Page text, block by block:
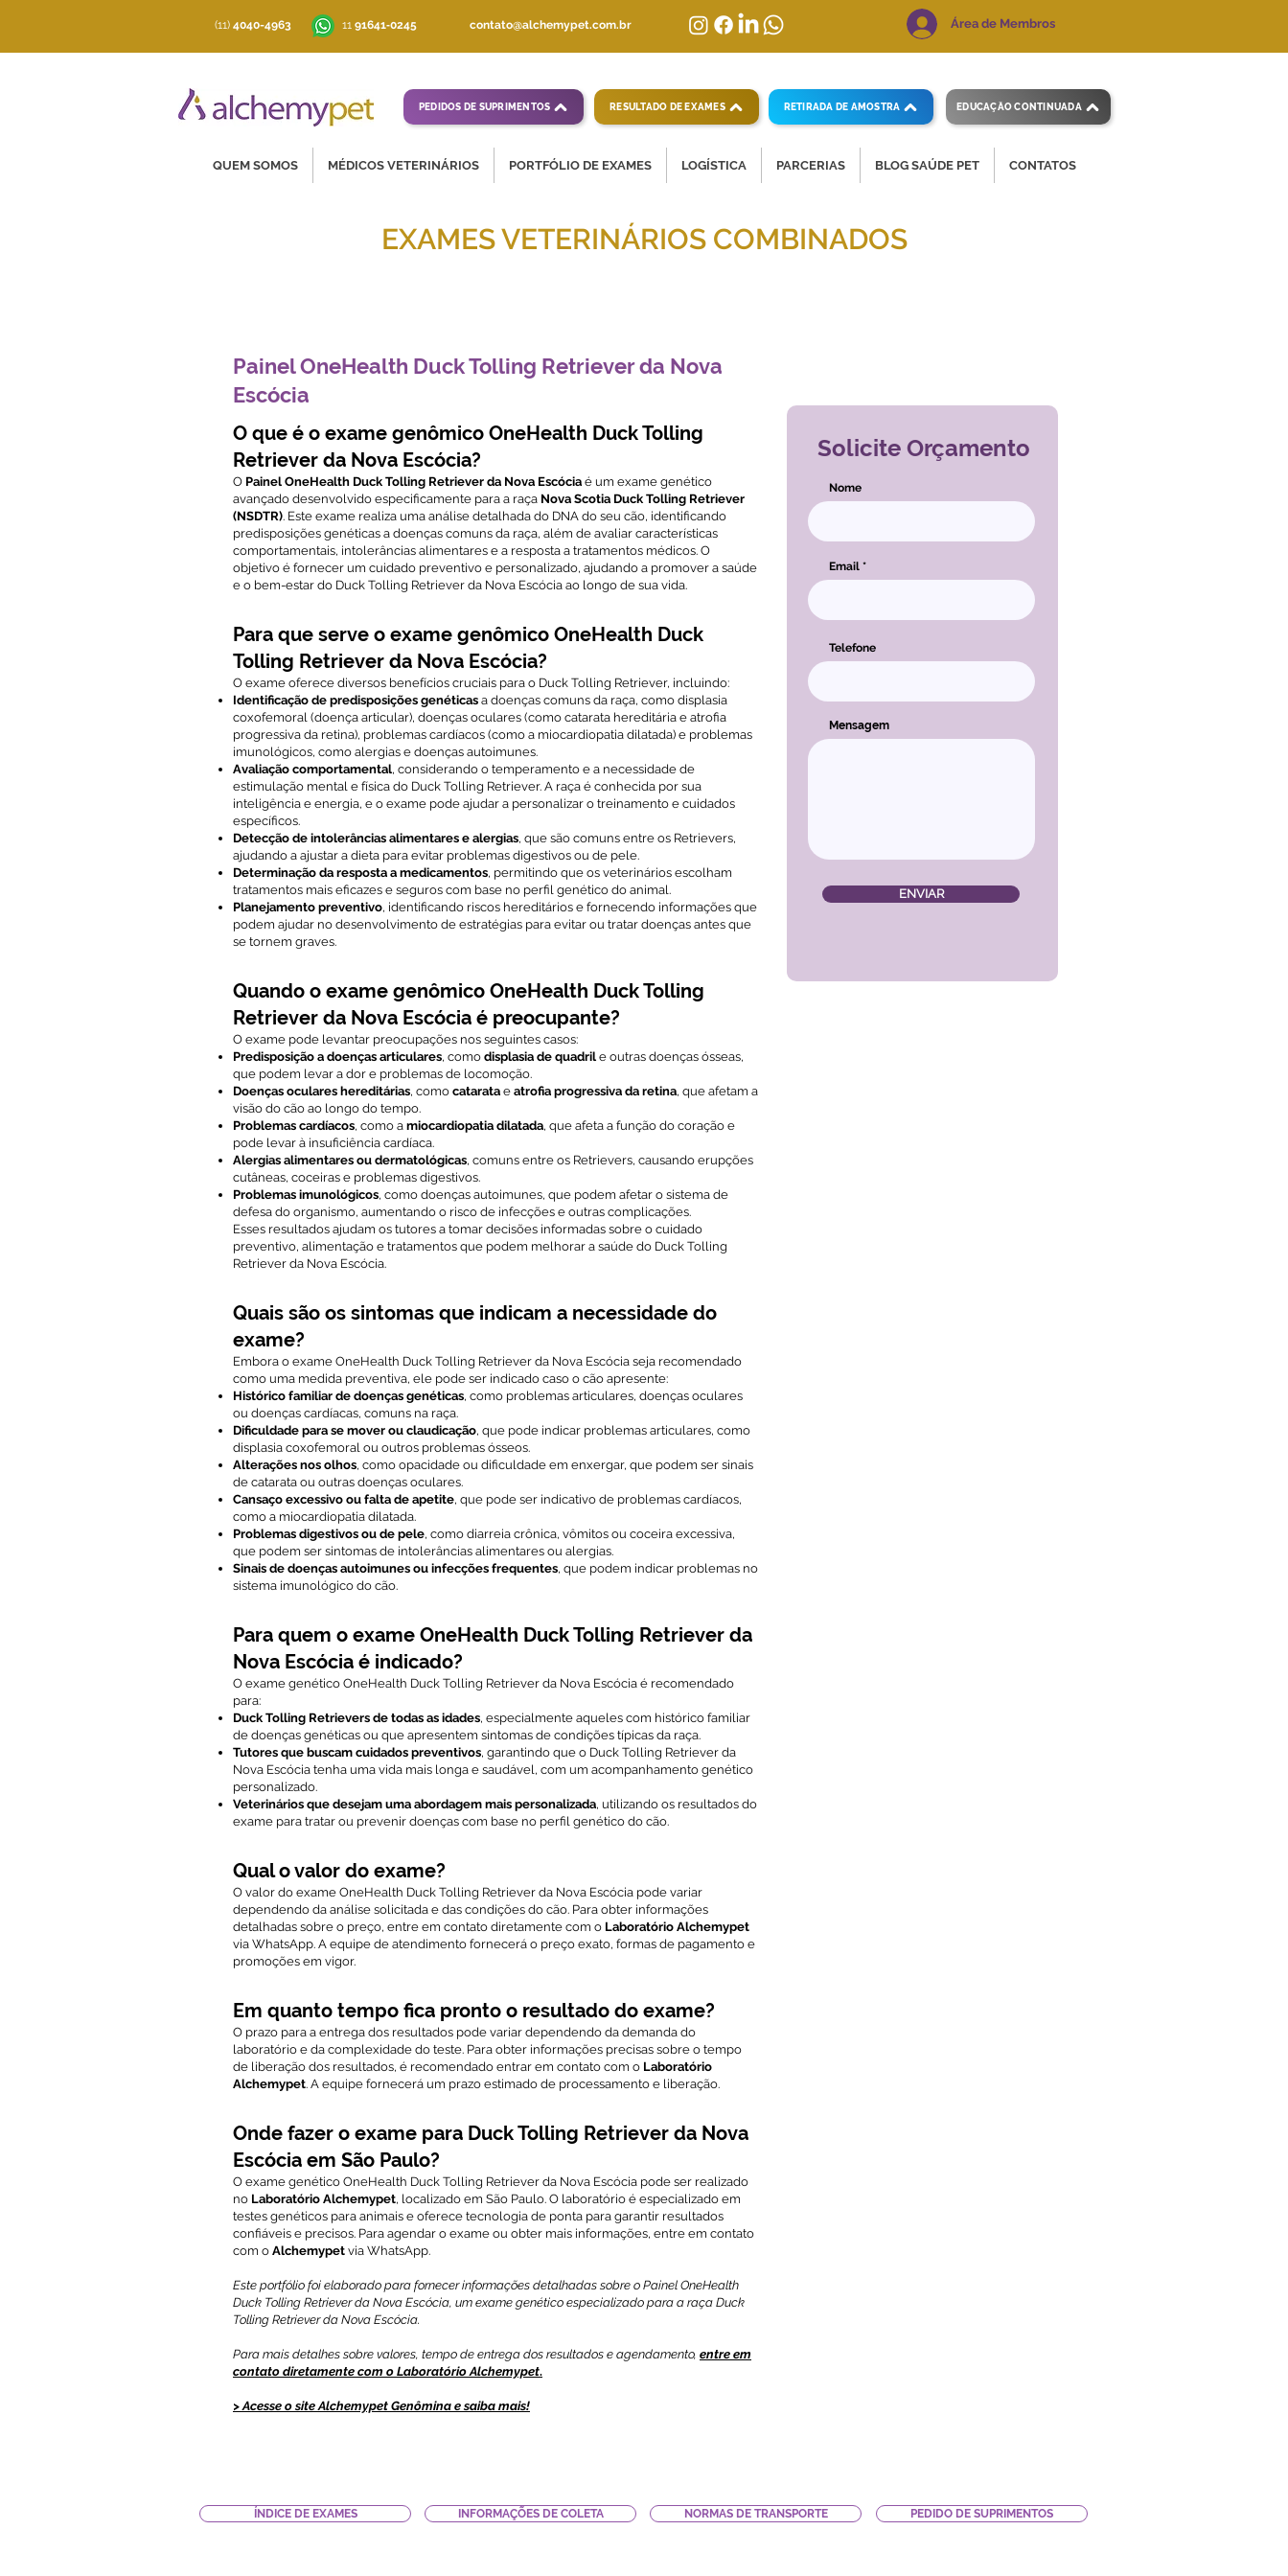
(11) 4040-4963 ‪11 91641‑0245 contato@alchemypet.com.br Área de Membros
PEDIDOS DE SUPRIMENTOS RESULTADO DE EXAMES RETIRADA DE AMOSTRA EDUCAÇÃO CONTINUADA
QUEM SOMOS MÉDICOS VETERINÁRIOS PORTFÓLIO DE EXAMES LOGÍSTICA PARCERIAS BLOG SAÚDE PET CONTATOS
EXAMES VETERINÁRIOS COMBINADOS
Painel OneHealth Duck Tolling Retriever da Nova
Escócia
O que é o exame genômico OneHealth Duck Tolling
Retriever da Nova Escócia?
O Painel OneHealth Duck Tolling Retriever da Nova Escócia é um exame genético
avançado desenvolvido especificamente para a raça Nova Scotia Duck Tolling Retriever
(NSDTR). Este exame realiza uma análise detalhada do DNA do seu cão, identificando
predisposições genéticas a doenças comuns da raça, além de avaliar características
comportamentais, intolerâncias alimentares e a resposta a tratamentos médicos. O
objetivo é fornecer um cuidado preventivo e personalizado, ajudando a promover a saúde
e o bem-estar do Duck Tolling Retriever da Nova Escócia ao longo de sua vida.
Para que serve o exame genômico OneHealth Duck
Tolling Retriever da Nova Escócia?
O exame oferece diversos benefícios cruciais para o Duck Tolling Retriever, incluindo:
Identificação de predisposições genéticas a doenças comuns da raça, como displasia
coxofemoral (doença articular), doenças oculares (como catarata hereditária e atrofia
progressiva da retina), problemas cardíacos (como a miocardiopatia dilatada) e problemas
imunológicos, como alergias e doenças autoimunes.
Avaliação comportamental, considerando o temperamento e a necessidade de
estimulação mental e física do Duck Tolling Retriever. A raça é conhecida por sua
inteligência e energia, e o exame pode ajudar a personalizar o treinamento e cuidados
específicos.
Detecção de intolerâncias alimentares e alergias, que são comuns entre os Retrievers,
ajudando a ajustar a dieta para evitar problemas digestivos ou de pele.
Determinação da resposta a medicamentos, permitindo que os veterinários escolham
tratamentos mais eficazes e seguros com base no perfil genético do animal.
Planejamento preventivo, identificando riscos hereditários e fornecendo informações que
podem ajudar no desenvolvimento de estratégias para evitar ou tratar doenças antes que
se tornem graves.
Quando o exame genômico OneHealth Duck Tolling
Retriever da Nova Escócia é preocupante?
O exame pode levantar preocupações nos seguintes casos:
Predisposição a doenças articulares, como displasia de quadril e outras doenças ósseas,
que podem levar a dor e problemas de locomoção.
Doenças oculares hereditárias, como catarata e atrofia progressiva da retina, que afetam a
visão do cão ao longo do tempo.
Problemas cardíacos, como a miocardiopatia dilatada, que afeta a função do coração e
pode levar à insuficiência cardíaca.
Alergias alimentares ou dermatológicas, comuns entre os Retrievers, causando erupções
cutâneas, coceiras e problemas digestivos.
Problemas imunológicos, como doenças autoimunes, que podem afetar o sistema de
defesa do organismo, aumentando o risco de infecções e outras complicações.
Esses resultados ajudam os tutores a tomar decisões informadas sobre o cuidado
preventivo, alimentação e tratamentos que podem melhorar a saúde do Duck Tolling
Retriever da Nova Escócia.
Quais são os sintomas que indicam a necessidade do
exame?
Embora o exame OneHealth Duck Tolling Retriever da Nova Escócia seja recomendado
como uma medida preventiva, ele pode ser indicado caso o cão apresente:
Histórico familiar de doenças genéticas, como problemas articulares, doenças oculares
ou doenças cardíacas, comuns na raça.
Dificuldade para se mover ou claudicação, que pode indicar problemas articulares, como
displasia coxofemoral ou outros problemas ósseos.
Alterações nos olhos, como opacidade ou dificuldade em enxergar, que podem ser sinais
de catarata ou outras doenças oculares.
Cansaço excessivo ou falta de apetite, que pode ser indicativo de problemas cardíacos,
como a miocardiopatia dilatada.
Problemas digestivos ou de pele, como diarreia crônica, vômitos ou coceira excessiva,
que podem ser sintomas de intolerâncias alimentares ou alergias.
Sinais de doenças autoimunes ou infecções frequentes, que podem indicar problemas no
sistema imunológico do cão.
Para quem o exame OneHealth Duck Tolling Retriever da
Nova Escócia é indicado?
O exame genético OneHealth Duck Tolling Retriever da Nova Escócia é recomendado
para:
Duck Tolling Retrievers de todas as idades, especialmente aqueles com histórico familiar
de doenças genéticas ou que apresentem sintomas de condições típicas da raça.
Tutores que buscam cuidados preventivos, garantindo que o Duck Tolling Retriever da
Nova Escócia tenha uma vida mais longa e saudável, com um acompanhamento genético
personalizado.
Veterinários que desejam uma abordagem mais personalizada, utilizando os resultados do
exame para tratar ou prevenir doenças com base no perfil genético do cão.
Qual o valor do exame?
O valor do exame OneHealth Duck Tolling Retriever da Nova Escócia pode variar
dependendo da análise solicitada e das condições do cão. Para obter informações
detalhadas sobre o preço, entre em contato diretamente com o Laboratório Alchemypet
via WhatsApp. A equipe de atendimento fornecerá o preço exato, formas de pagamento e
promoções em vigor.
Em quanto tempo fica pronto o resultado do exame?
O prazo para a entrega dos resultados pode variar dependendo da demanda do
laboratório e da complexidade do teste. Para obter informações precisas sobre o tempo
de liberação dos resultados, é recomendado entrar em contato com o Laboratório
Alchemypet. A equipe fornecerá um prazo estimado de processamento e liberação.
Onde fazer o exame para Duck Tolling Retriever da Nova
Escócia em São Paulo?
O exame genético OneHealth Duck Tolling Retriever da Nova Escócia pode ser realizado
no Laboratório Alchemypet, localizado em São Paulo. O laboratório é especializado em
testes genéticos para animais e oferece tecnologia de ponta para garantir resultados
confiáveis e precisos. Para agendar o exame ou obter mais informações, entre em contato
com o Alchemypet via WhatsApp.
Este portfólio foi elaborado para fornecer informações detalhadas sobre o Painel OneHealth
Duck Tolling Retriever da Nova Escócia, um exame genético especializado para a raça Duck
Tolling Retriever da Nova Escócia.
Para mais detalhes sobre valores, tempo de entrega dos resultados e agendamento, entre em
contato diretamente com o Laboratório Alchemypet.
>Acesse o site Alchemypet Genômina e saiba mais!
Solicite Orçamento
Nome
Email
Telefone
Mensagem
ENVIAR
ÍNDICE DE EXAMES INFORMAÇÕES DE COLETA NORMAS DE TRANSPORTE PEDIDO DE SUPRIMENTOS